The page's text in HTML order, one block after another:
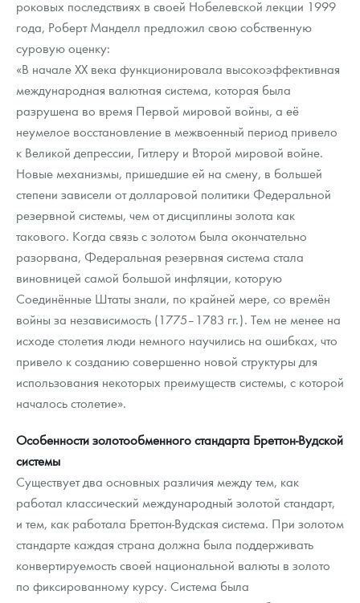
роковых последствиях в своей Нобелевской лекции 1999
года, Роберт Манделл предложил свою собственную
суровую оценку:
«В начале ХХ века функционировала высокоэффективная
международная валютная система, которая была
разрушена во время Первой мировой войны, а её
неумелое восстановление в межвоенный период привело
к Великой депрессии, Гитлеру и Второй мировой войне.
Новые механизмы, пришедшие ей на смену, в большей
степени зависели от долларовой политики Федеральной
резервной системы, чем от дисциплины золота как
такового. Когда связь с золотом была окончательно
разорвана, Федеральная резервная система стала
виновницей самой большой инфляции, которую
Соединённые Штаты знали, по крайней мере, со времён
войны за независимость (1775–1783 гг.). Тем не менее на
исходе столетия люди немного научились на ошибках, что
привело к созданию совершенно новой структуры для
использования некоторых преимуществ системы, с которой
началось столетие».
Особенности золотообменного стандарта Бреттон-Вудской
системы
Существует два основных различия между тем, как
работал классический международный золотой стандарт,
и тем, как работала Бреттон-Вудская система. При золотом
стандарте каждая страна должна была поддерживать
конвертируемость своей национальной валюты в золото
по фиксированному курсу. Система была